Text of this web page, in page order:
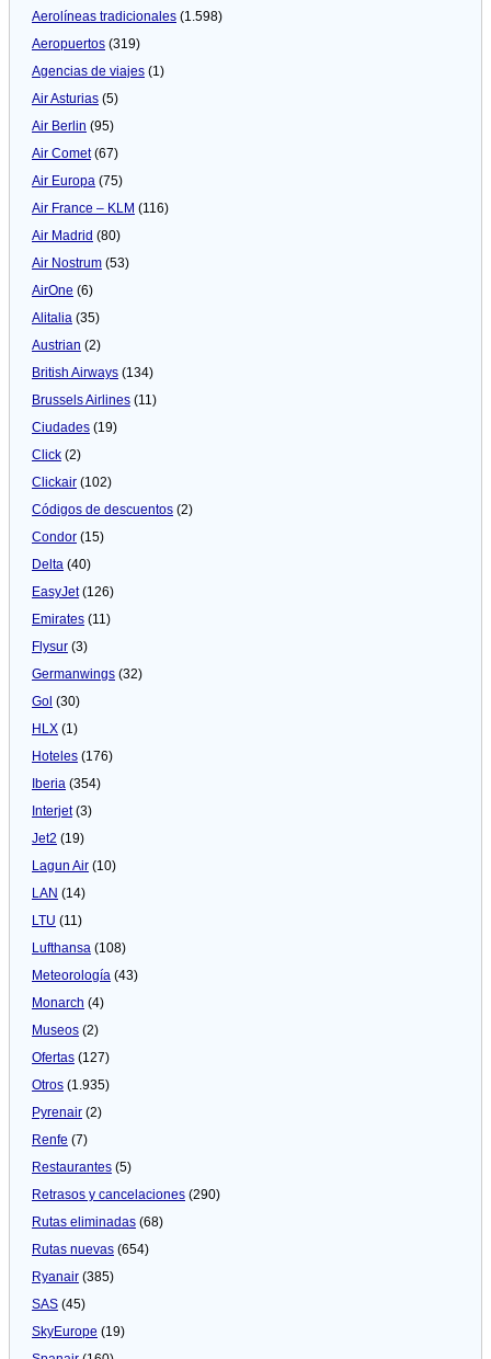
Aerolíneas tradicionales (1.598)
Aeropuertos (319)
Agencias de viajes (1)
Air Asturias (5)
Air Berlin (95)
Air Comet(67)
Air Europa (75)
Air France – KLM (116)
Air Madrid (80)
Air Nostrum (53)
AirOne (6)
Alitalia (35)
Austrian (2)
British Airways (134)
Brussels Airlines (11)
Ciudades (19)
Click (2)
Clickair (102)
Códigos de descuentos (2)
Condor (15)
Delta (40)
EasyJet(126)
Emirates (11)
Flysur (3)
Germanwings (32)
Gol (30)
HLX (1)
Hoteles (176)
Iberia (354)
Interjet(3)
Jet2 (19)
Lagun Air (10)
LAN (14)
LTU (11)
Lufthansa (108)
Meteorologí­a (43)
Monarch (4)
Museos (2)
Ofertas (127)
Otros (1.935)
Pyrenair (2)
Renfe (7)
Restaurantes (5)
Retrasos y cancelaciones (290)
Rutas eliminadas (68)
Rutas nuevas (654)
Ryanair (385)
SAS (45)
SkyEurope (19)